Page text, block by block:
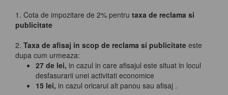
1. Cota de impozitare de 2% pentru taxa de reclama si
publicitate
2. Taxa de afisaj in scop de reclama si publicitate este
dupa cum urmeaza:
27 de lei, in cazul in care afisajul este situat in locul
desfasurarii unei activitati economice
15 lei, in cazul oricarui alt panou sau afisaj .